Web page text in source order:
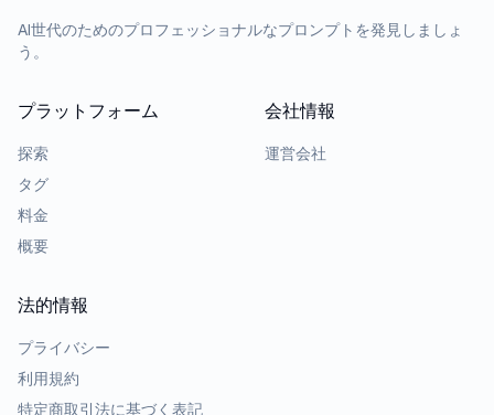
AI世代のためのプロフェッショナルなプロンプトを発見しましょ
う。
プラットフォーム
探索
タグ
料金
概要
会社情報
運営会社
法的情報
プライバシー
利用規約
特定商取引法に基づく表記